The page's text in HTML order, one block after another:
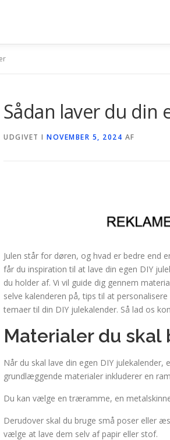
Sådan laver du din
UDGIVET I NOVEMBER 5, 2024 AF
Julen står for døren, og hvad er bedre end
får du inspiration til at lave din egen DIY
du holder af. Vi vil guide dig gennem
selve kalenderen på, tips til at
temaer til din DIY julekalender. Så lad os
Materialer du skal
Når du skal lave din egen DIY
grundlæggende materialer inkluderer en
Du kan vælge en træramme, en
Derudover skal du bruge små poser eller
vælge at lave dem selv af papir eller stof.